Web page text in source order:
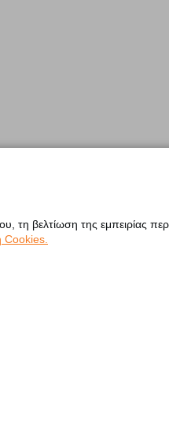
τη βελτίωση της εμπειρίας
Cookies.